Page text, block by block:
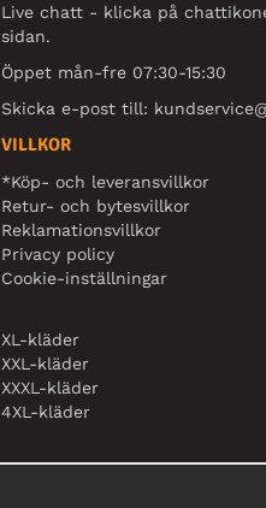
Live chatt - klicka på
sidan.
Öppet mån-fre 07:30-15:30
Skicka e-post till:
VILLKOR
*Köp- och leveransvillkor
Retur- och bytesvillkor
Reklamationsvillkor
Privacy policy
Cookie-inställningar
XL-kläder
XXL-kläder
XXXL-kläder
4XL-kläder